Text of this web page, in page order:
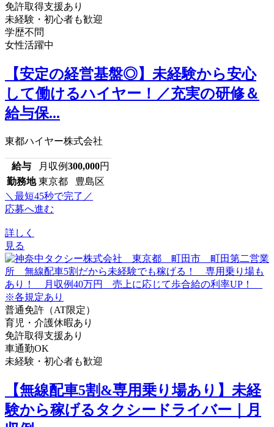
免許取得支援あり
未経験・初心者も歓迎
学歴不問
女性活躍中
【安定の経営基盤◎】未経験から安心
して働けるハイヤー！／充実の研修＆
給与保...
東都ハイヤー株式会社
給与 月収例300,000円
勤務地 東京都 豊島区
＼最短45秒で完了／
応募へ進む
詳しく
見る
普通免許（AT限定）
育児・介護休暇あり
免許取得支援あり
車通勤OK
未経験・初心者も歓迎
【無線配車5割&専用乗り場あり】未経
験から稼げるタクシードライバー｜月